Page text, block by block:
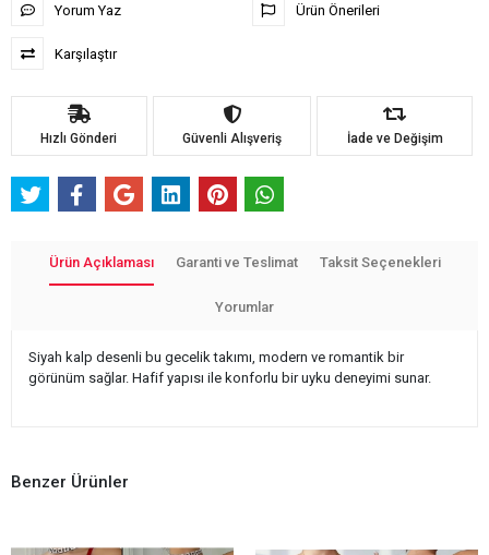
Yorum Yaz
Karşılaştır
Ürün Önerileri
Hızlı Gönderi Güvenli Alışveriş İade ve Değişim
Ürün Açıklaması Garanti ve Teslimat Taksit Seçenekleri
Yorumlar
Siyah kalp desenli bu gecelik takımı, modern ve romantik bir
görünüm sağlar. Hafif yapısı ile konforlu bir uyku deneyimi sunar.
Benzer Ürünler